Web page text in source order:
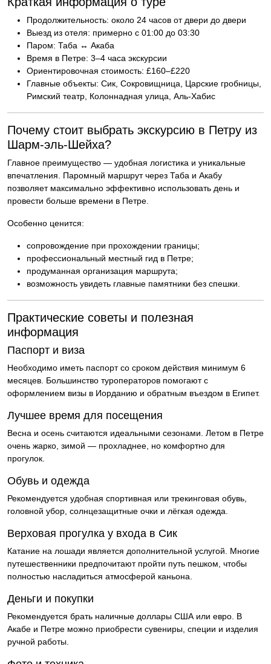
Продолжительность: около 24 часов от двери до двери
Выезд из отеля: примерно с 01:00 до 03:30
Паром: Таба ↔ Акаба
Время в Петре: 3–4 часа экскурсии
Ориентировочная стоимость: £160–£220
Главные объекты: Сик, Сокровищница, Царские гробницы,
Римский театр, Колоннадная улица, Аль-Хабис
Почему стоит выбрать экскурсию в Петру из
Шарм-эль-Шейха?
Главное преимущество — удобная логистика и уникальные
впечатления. Паромный маршрут через Таба и Акабу
позволяет максимально эффективно использовать день и
провести больше времени в Петре.
Особенно ценится:
сопровождение при прохождении границы;
профессиональный местный гид в Петре;
продуманная организация маршрута;
возможность увидеть главные памятники без спешки.
Практические советы и полезная
информация
Паспорт и виза
Необходимо иметь паспорт со сроком действия минимум 6
месяцев. Большинство туроператоров помогают с
оформлением визы в Иорданию и обратным въездом в Египет.
Лучшее время для посещения
Весна и осень считаются идеальными сезонами. Летом в Петре
очень жарко, зимой — прохладнее, но комфортно для
прогулок.
Обувь и одежда
Рекомендуется удобная спортивная или трекинговая обувь,
головной убор, солнцезащитные очки и лёгкая одежда.
Верховая прогулка у входа в Сик
Катание на лошади является дополнительной услугой. Многие
путешественники предпочитают пройти путь пешком, чтобы
полностью насладиться атмосферой каньона.
Деньги и покупки
Рекомендуется брать наличные доллары США или евро. В
Акабе и Петре можно приобрести сувениры, специи и изделия
ручной работы.